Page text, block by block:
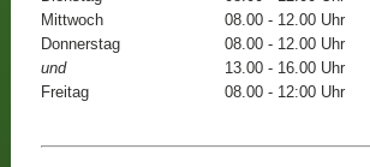
Mittwoch
08.00 - 12.00 Uhr
Donnerstag
08.00 - 12.00 Uhr
und
13.00 - 16.00 Uhr
Freitag
08.00 - 12:00 Uhr